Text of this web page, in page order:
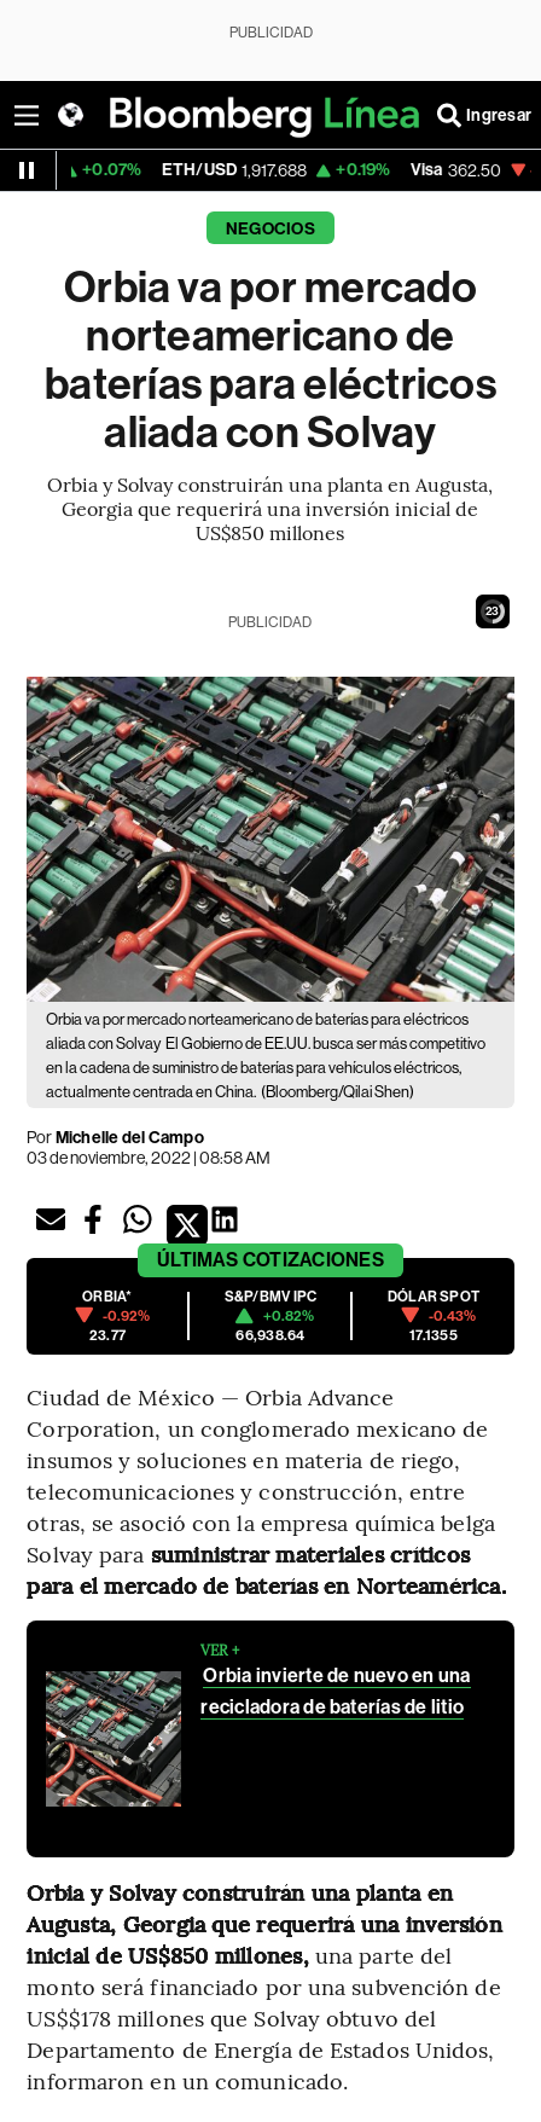
PUBLICIDAD
Ingresar
ETH/USD 1,917.688 +0.19% Visa 362.50 -2.15%
NEGOCIOS
Orbia va por mercado
norteamericano de
baterías para eléctricos
aliada con Solvay
Orbia y Solvay construirán una planta en Augusta,
Georgia que requerirá una inversión inicial de
US$850 millones
22
PUBLICIDAD
Orbia va por mercado norteamericano de baterías para eléctricos
aliada con Solvay El Gobierno de EE.UU. busca ser más competitivo
en la cadena de suministro de baterías para vehículos eléctricos,
actualmente centrada en China. (Bloomberg/Qilai Shen)
PorMichelle del Campo
03 de noviembre, 2022 | 08:58 AM
ÚLTIMAS COTIZACIONES
ORBIA*
-0.92%
23.77
S&P/BMV IPC
+0.82%
66,938.64
DÓLAR SPOT
-0.43%
17.1355
Ciudad de México — Orbia Advance
Corporation, un conglomerado mexicano de
insumos y soluciones en materia de riego,
telecomunicaciones y construcción, entre
otras, se asoció con la empresa química belga
Solvay para suministrar materiales críticos
para el mercado de baterías en Norteamérica.
VER +
Orbia invierte de nuevo en una
recicladora de baterías de litio
Orbia y Solvay construirán una planta en
Augusta, Georgia que requerirá una inversión
inicial de US$850 millones,una parte del
monto será financiado por una subvención de
US$$178 millones que Solvay obtuvo del
Departamento de Energía de Estados Unidos,
informaron en un comunicado.